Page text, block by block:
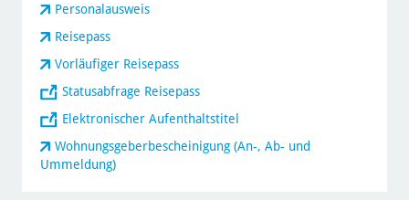
Personalausweis
Reisepass
Vorläufiger Reisepass
Statusabfrage Reisepass
Elektronischer Aufenthaltstitel
Wohnungsgeberbescheinigung (An-, Ab- und
Ummeldung)